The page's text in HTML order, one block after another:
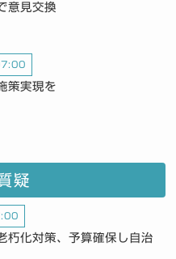
意見交換
策実現を
疑
朽化対策、予算確保し自治